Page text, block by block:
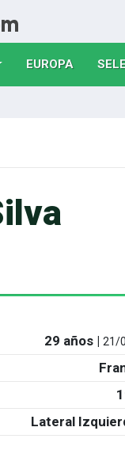
EUROPA
29 años |21/
Lateral